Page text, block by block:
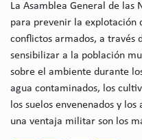
La Asamblea General de las
para prevenir la explotación
conflictos armados, a través
sensibilizar a la población
sobre el ambiente durante
agua contaminados, los
los suelos envenenados y
una ventaja militar son los